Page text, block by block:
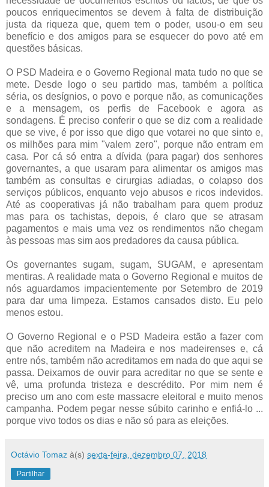
poucos enriquecimentos se devem à falta de distribuição
justa da riqueza que, quem tem o poder, usou-o em seu
benefício e dos amigos para se esquecer do povo até em
questões básicas.
O PSD Madeira e o Governo Regional mata tudo no que se
mete. Desde logo o seu partido mas, também a política
séria, os desígnios, o povo e porque não, as comunicações
e a mensagem, os perfis de Facebook e agora as
sondagens. É preciso conferir o que se diz com a realidade
que se vive, é por isso que digo que votarei no que sinto e,
os milhões para mim "valem zero", porque não entram em
casa. Por cá só entra a dívida (para pagar) dos senhores
governantes, a que usaram para alimentar os amigos mas
também as consultas e cirurgias adiadas, o colapso dos
serviços públicos, enquanto vejo abusos e ricos indevidos.
Até as cooperativas já não trabalham para quem produz
mas para os tachistas, depois, é claro que se atrasam
pagamentos e mais uma vez os rendimentos não chegam
às pessoas mas sim aos predadores da causa pública.
Os governantes sugam, sugam, SUGAM, e apresentam
mentiras. A realidade mata o Governo Regional e muitos de
nós aguardamos impacientemente por Setembro de 2019
para dar uma limpeza. Estamos cansados disto. Eu pelo
menos estou.
O Governo Regional e o PSD Madeira estão a fazer com
que não acreditem na Madeira e nos madeirenses e, cá
entre nós, também não acreditamos em nada do que aqui se
passa. Deixamos de ouvir para acreditar no que se sente e
vê, uma profunda tristeza e descrédito. Por mim nem é
preciso um ano com este massacre eleitoral e muito menos
campanha. Podem pegar nesse súbito carinho e enfiá-lo ...
porque vivo todos os dias e não só para as eleições.
Octávio Tomaz à(s) sexta-feira, dezembro 07, 2018
Partilhar